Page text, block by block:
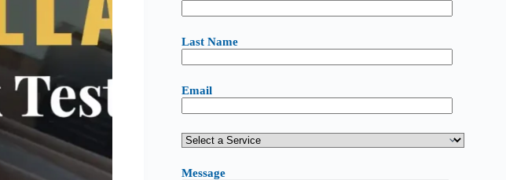
Last Name
Email
Message